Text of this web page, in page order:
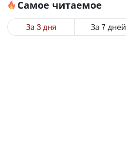
Самое читаемое
За 3 дня За 7 дней